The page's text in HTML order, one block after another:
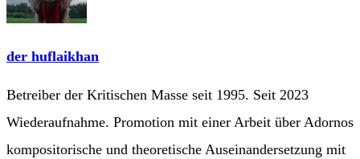
der huflaikhan
Betreiber der Kritischen Masse seit 1995. Seit 2023
Wiederaufnahme. Promotion mit einer Arbeit über Adornos
kompositorische und theoretische Auseinandersetzung mit